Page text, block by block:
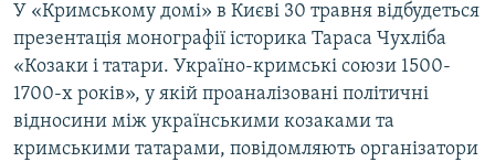
Усі сайти RFE/RL
У «Кримському домі» в Києві 30 травня відбудеться
презентація монографії історика Тараса Чухліба
«Козаки і татари. Україно-кримські союзи 1500-
1700-х років», у якій проаналізовані політичні
відносини між українськими козаками та
кримськими татарами, повідомляють організатори